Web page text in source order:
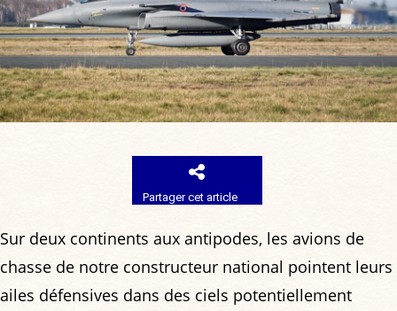
Partager cet article
Sur deux continents aux antipodes, les avions de
chasse de notre constructeur national pointent leurs
ailes défensives dans des ciels potentiellement